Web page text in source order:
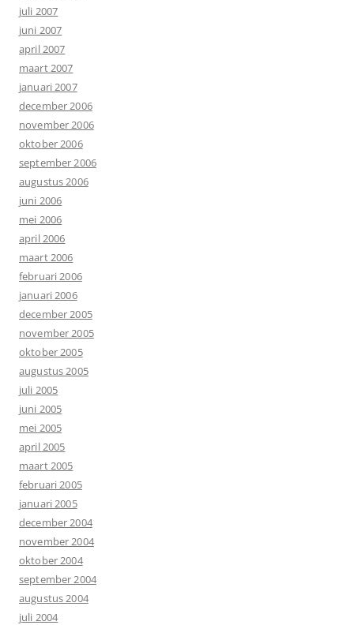
juli 2007
juni 2007
april 2007
maart 2007
januari 2007
december 2006
november 2006
oktober 2006
september 2006
augustus 2006
juni 2006
mei 2006
april 2006
maart 2006
februari 2006
januari 2006
december 2005
november 2005
oktober 2005
augustus 2005
juli 2005
juni 2005
mei 2005
april 2005
maart 2005
februari 2005
januari 2005
december 2004
november 2004
oktober 2004
september 2004
augustus 2004
juli 2004